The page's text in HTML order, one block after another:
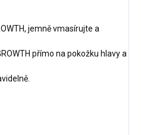
jemně vmasírujte a
přímo na pokožku hlavy a